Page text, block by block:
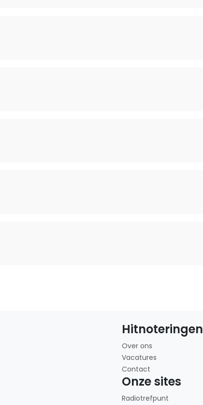
Hitnoteringen
Over ons
Vacatures
Contact
Onze sites
Radiotrefpunt